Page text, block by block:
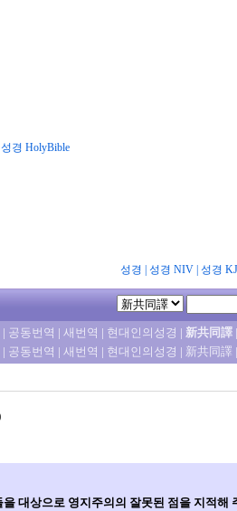
경 HolyBible
성경 성경 NIV| 성경
| 공동번역 | 새번역 | 현대인의성경 | 新共同譯
| 공동번역 | 새번역 | 현대인의성경 | 新共同譯
대상으로 영지주의의 잘못된 점을 지적